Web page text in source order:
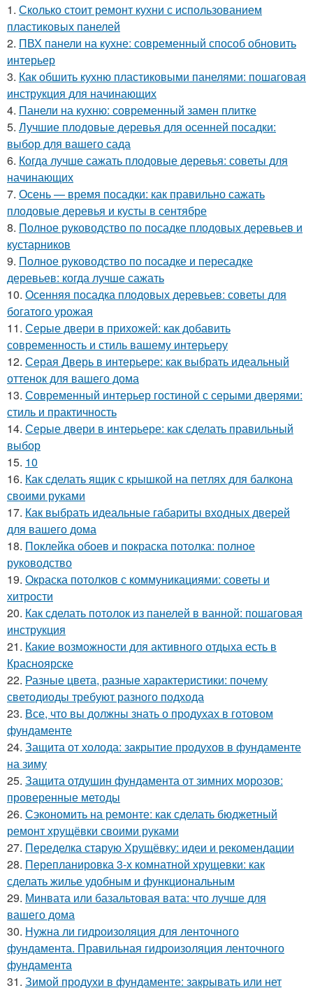
1. Сколько стоит ремонт кухни с использованием
пластиковых панелей
2. ПВХ панели на кухне: современный способ обновить
интерьер
3. Как обшить кухню пластиковыми панелями: пошаговая
инструкция для начинающих
4. Панели на кухню: современный замен плитке
5. Лучшие плодовые деревья для осенней посадки:
выбор для вашего сада
6. Когда лучше сажать плодовые деревья: советы для
начинающих
7. Осень — время посадки: как правильно сажать
плодовые деревья и кусты в сентябре
8. Полное руководство по посадке плодовых деревьев и
кустарников
9. Полное руководство по посадке и пересадке
деревьев: когда лучше сажать
10. Осенняя посадка плодовых деревьев: советы для
богатого урожая
11. Серые двери в прихожей: как добавить
современность и стиль вашему интерьеру
12. Серая Дверь в интерьере: как выбрать идеальный
оттенок для вашего дома
13. Современный интерьер гостиной с серыми дверями:
стиль и практичность
14. Серые двери в интерьере: как сделать правильный
выбор
15. 10
16. Как сделать ящик с крышкой на петлях для балкона
своими руками
17. Как выбрать идеальные габариты входных дверей
для вашего дома
18. Поклейка обоев и покраска потолка: полное
руководство
19. Окраска потолков с коммуникациями: советы и
хитрости
20. Как сделать потолок из панелей в ванной: пошаговая
инструкция
21. Какие возможности для активного отдыха есть в
Красноярске
22. Разные цвета, разные характеристики: почему
светодиоды требуют разного подхода
23. Все, что вы должны знать о продухах в готовом
фундаменте
24. Защита от холода: закрытие продухов в фундаменте
на зиму
25. Защита отдушин фундамента от зимних морозов:
проверенные методы
26. Сэкономить на ремонте: как сделать бюджетный
ремонт хрущёвки своими руками
27. Переделка старую Хрущёвку: идеи и рекомендации
28. Перепланировка 3-х комнатной хрущевки: как
сделать жилье удобным и функциональным
29. Минвата или базальтовая вата: что лучше для
вашего дома
30. Нужна ли гидроизоляция для ленточного
фундамента. Правильная гидроизоляция ленточного
фундамента
31. Зимой продухи в фундаменте: закрывать или нет